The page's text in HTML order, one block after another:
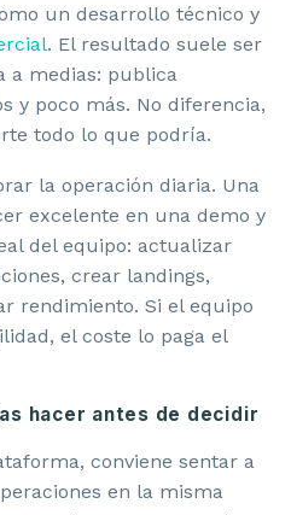
un desarrollo técnico y
. El resultado suele ser
a medias: publica
y poco más. No diferencia,
todo lo que podría.
la operación diaria. Una
excelente en una demo y
del equipo: actualizar
crear landings,
rendimiento. Si el equipo
el coste lo paga el
hacer antes de decidir
conviene sentar a
en la misma